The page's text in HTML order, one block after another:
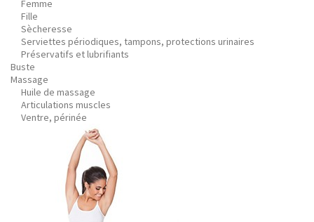
Femme
Fille
Sècheresse
Serviettes périodiques, tampons, protections urinaires
Préservatifs et lubrifiants
Buste
Massage
Huile de massage
Articulations muscles
Ventre, périnée